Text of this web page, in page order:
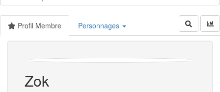
Profil Membre Personnages
Zok